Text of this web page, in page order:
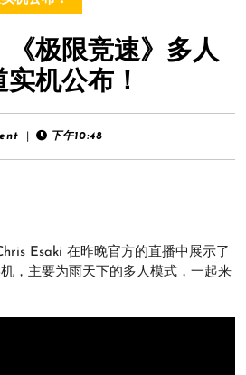
《极限竞速》多人
机公布！
下午10:48
Esaki 在昨晚官方的直播中展示了
，主要为雨天下的多人模式，一起来